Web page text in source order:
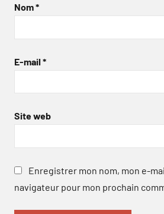
Nom*
E-mail *
Site web
Enregistrer mon nom, mon e-
navigateur pour mon prochain